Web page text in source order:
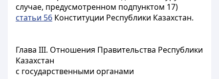
случае, предусмотренном подпунктом 17)
статьи 56 Конституции Республики Казахстан.
Глава III. Отношения Правительства Республики
Казахстан
с государственными органами